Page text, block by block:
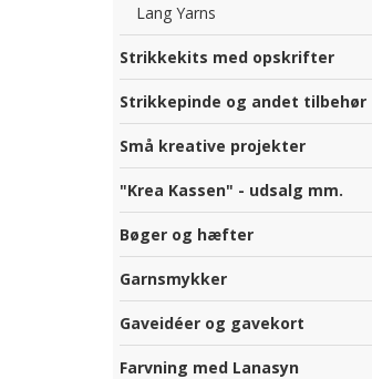
Lang Yarns
Strikkekits med opskrifter
Strikkepinde og andet tilbehør
Små kreative projekter
"Krea Kassen" - udsalg mm.
Bøger og hæfter
Garnsmykker
Gaveidéer og gavekort
Farvning med Lanasyn